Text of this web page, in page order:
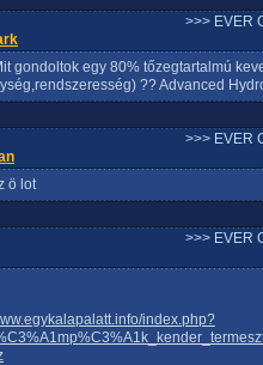
>>> EVER
gondoltok egy 80% tőzegtartalmú
?? Advanced
>>> EVER
ö lot
>>> EVER
index.php?